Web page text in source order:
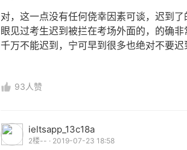
对，这一点没有任何侥幸因素可谈，迟到
眼见过考生迟到被拦在考场外面的，的确
千万不能迟到，宁可早到很多也绝对不要迟
93人赞
ieltsapp_13c18a
2楼-- · 2019-07-23 18:58